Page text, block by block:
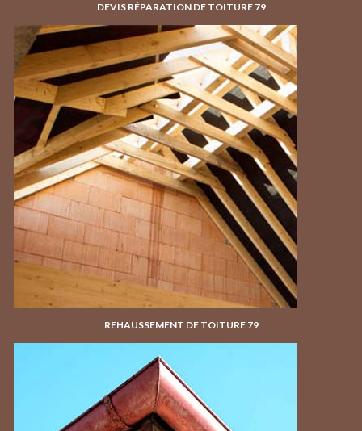
DEVIS RÉPARATION DE TOITURE 79
REHAUSSEMENT DE TOITURE 79